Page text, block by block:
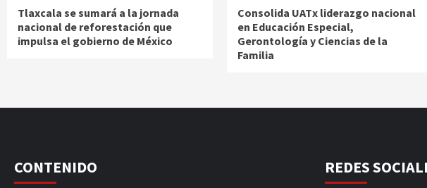
Tlaxcala se sumará a la jornada
nacional de reforestación que
impulsa el gobierno de México
Consolida UATx liderazgo nacional
en Educación Especial,
Gerontología y Ciencias de la
Familia
CONTENIDO REDES